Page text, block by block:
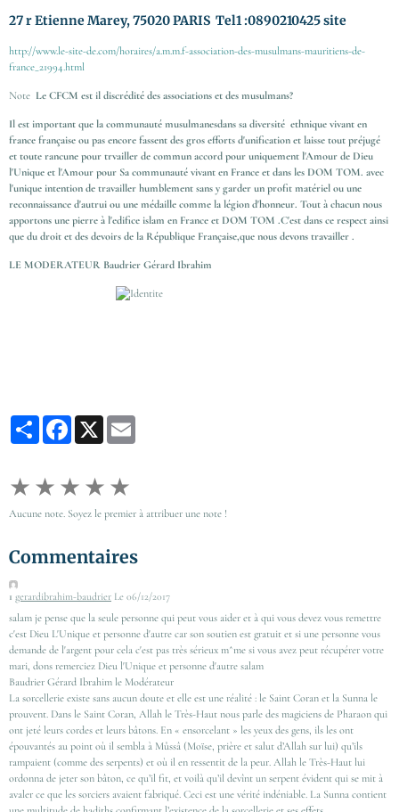
27 r Etienne Marey, 75020PARIS Tel1 :0890210425 site
http://www.le-site-de.com/horaires/a.m.m.f-association-des-musulmans-mauritiens-de-
france_21994.html
Note Le CFCM est il discrédité des associations et des musulmans?
Il est important que la communauté musulmanesdans sa diversité ethnique vivant en
france française ou pas encore fassent des gros efforts d'unification et laisse tout préjugé
et toute rancune pour trvailler de commun accord pour uniquement l'Amour de Dieu
l'Unique et l'Amour pour Sa communauté vivant en France et dans les DOM TOM. avec
l'unique intention de travailler humblement sans y garder un profit matériel ou une
reconnaissance d'autrui ou une médaille comme la légion d'honneur. Tout à chacun nous
apportons une pierre à l'edifice islam en France et DOM TOM .C'est dans ce respect ainsi
que du droit et des devoirs de la République Française,que nous devons travailler .
LE MODERATEUR Baudrier Gérard Ibrahim
Partager FacebookX
★ ★ ★ ★ ★
Aucune note. Soyez le premier à attribuer une note !
Commentaires
1 gerardibrahim-baudrier Le 06/12/2017
salam je pense que la seule personne qui peut vous aider et à qui vous devez vous remettre
c'est Dieu L'Unique et personne d'autre car son soutien est gratuit et si une personne vous
demande de l'argent pour cela c'est pas très sérieux m^me si vous avez peut récupérer votre
mari, dons remerciez Dieu l'Unique et personne d'autre salam
Baudrier Gérard Ibrahim le Modérateur
La sorcellerie existe sans aucun doute et elle est une réalité : le Saint Coran et la Sunna le
prouvent. Dans le Saint Coran, Allah le Très-Haut nous parle des magiciens de Pharaon qui
ont jeté leurs cordes et leurs bâtons. En « ensorcelant » les yeux des gens, ils les ont
épouvantés au point où il sembla à Mûssâ (Moïse, prière et salut d’Allah sur lui) qu’ils
rampaient (comme des serpents) et où il en ressentit de la peur. Allah le Très-Haut lui
ordonna de jeter son bâton, ce qu’il fit, et voilà qu’il devînt un serpent évident qui se mit à
avaler ce que les sorciers avaient fabriqué. Ceci est une vérité indéniable. La Sunna contient